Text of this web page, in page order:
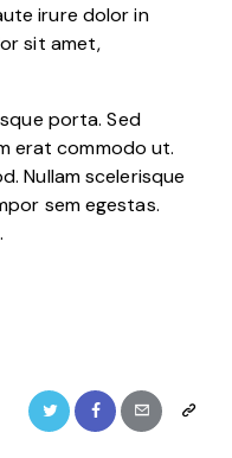
irure dolor in
sit amet,
porta. Sed
erat commodo ut.
Nullam scelerisque
sem egestas.